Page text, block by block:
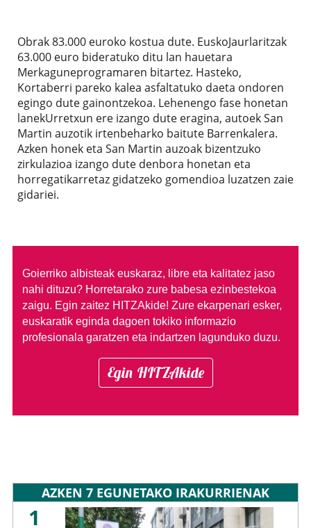
Obrak 83.000 euroko kostua dute. EuskoJaurlaritzak
63.000 euro bideratuko ditu lan hauetara
Merkaguneprogramaren bitartez. Hasteko,
Kortaberri pareko kalea asfaltatuko daeta ondoren
egingo dute gainontzekoa. Lehenengo fase honetan
lanekUrretxun ere izango dute eragina, autoek San
Martin auzotik irtenbeharko baitute Barrenkalera.
Azken honek eta San Martin auzoak bizentzuko
zirkulazioa izango dute denbora honetan eta
horregatikarretaz gidatzeko gomendioa luzatzen zaie
gidariei.
Goierriko albisteak euskaraz, libre eta kalitatez jaso
nahi dituzu? Horretarako zure babesa ezinbestekoa
zaigu. Egin zaitez HITZAkide! Zure ekarpenari esker,
euskaratik eginda dagoen tokiko informazio
profesionala garatzen eta indartzen lagunduko duzu.
Egin HITZAkide
AZKEN 7 EGUNETAKO IRAKURRIENAK
1